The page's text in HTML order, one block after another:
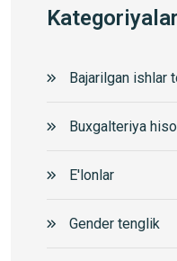
Kategoriyalar
Bajarilgan ishlar
Buxgalteriya
E'lonlar
Gender tenglik